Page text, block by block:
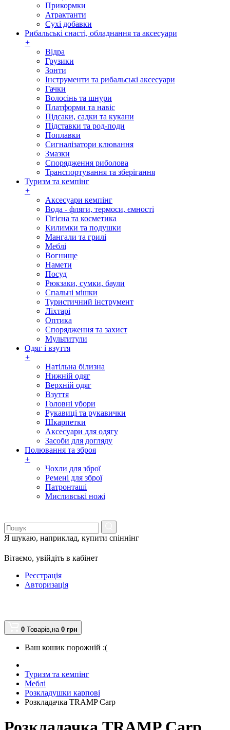
Прикормки
Атрактанти
Сухі добавки
Рибальські снасті, обладнання та аксесуари
+
Відра
Грузики
Зонти
Інструменти та рибальські аксесуари
Гачки
Волосінь та шнури
Платформи та навіс
Підсаки, садки та кукани
Підставки та род-поди
Поплавки
Сигналізатори клювання
Змазки
Спорядження риболова
Транспортування та зберігання
Туризм та кемпінг
+
Аксесуари кемпінг
Вода - фляги, термоси, ємності
Гігієна та косметика
Килимки та подушки
Мангали та грилі
Меблі
Вогнище
Намети
Посуд
Рюкзаки, сумки, баули
Спальні мішки
Туристичний інструмент
Ліхтарі
Оптика
Спорядження та захист
Мультитули
Одяг і взуття
+
Натільна білизна
Нижній одяг
Верхній одяг
Взуття
Головні убори
Рукавиці та рукавички
Шкарпетки
Аксесуари для одягу
Засоби для догляду
Полювання та зброя
+
Чохли для зброї
Ремені для зброї
Патронташі
Мисливські ножі
Я шукаю, наприклад, купити спіннінг
Вітаємо, увійдіть в кабінет
Реєстрація
Авторизація
0 Товарів,на 0 грн
Ваш кошик порожній :(
Туризм та кемпінг
Меблі
Розкладушки карпові
Розкладачка TRAMP Carp